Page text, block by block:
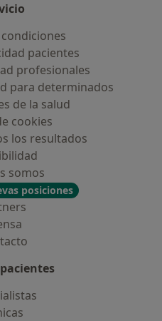
pacientes
profesionales
para determinados
de la salud
cookies
los resultados
somos
posiciones